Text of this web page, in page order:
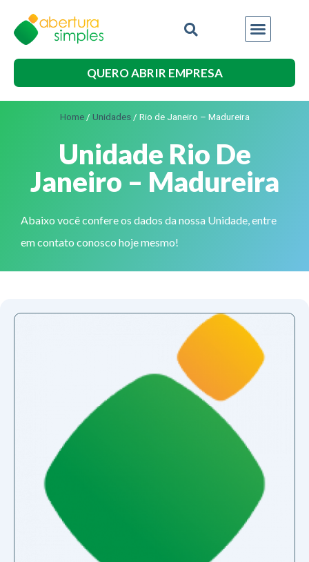
QUERO ABRIR EMPRESA
Home/ Unidades/ Rio de Janeiro – Madureira
Unidade Rio De
Janeiro – Madureira
Abaixo você confere os dados da nossa Unidade, entre
em contato conosco hoje mesmo!